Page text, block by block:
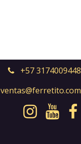
+57 3174009448
ventas@ferretito.com